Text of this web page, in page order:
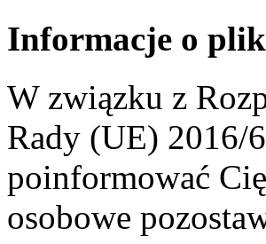
Informacje o
W związku z
Rady (UE) 2016/
poinformować
osobowe